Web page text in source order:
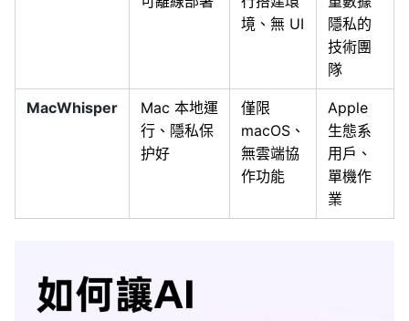
境、無 UI
隱私的
技術團
隊
MacWhisper
Mac 本地運
行、隱私保
护好
僅限
macOS、
無雲端協
作功能
Apple
生態系
用戶、
單機作
業